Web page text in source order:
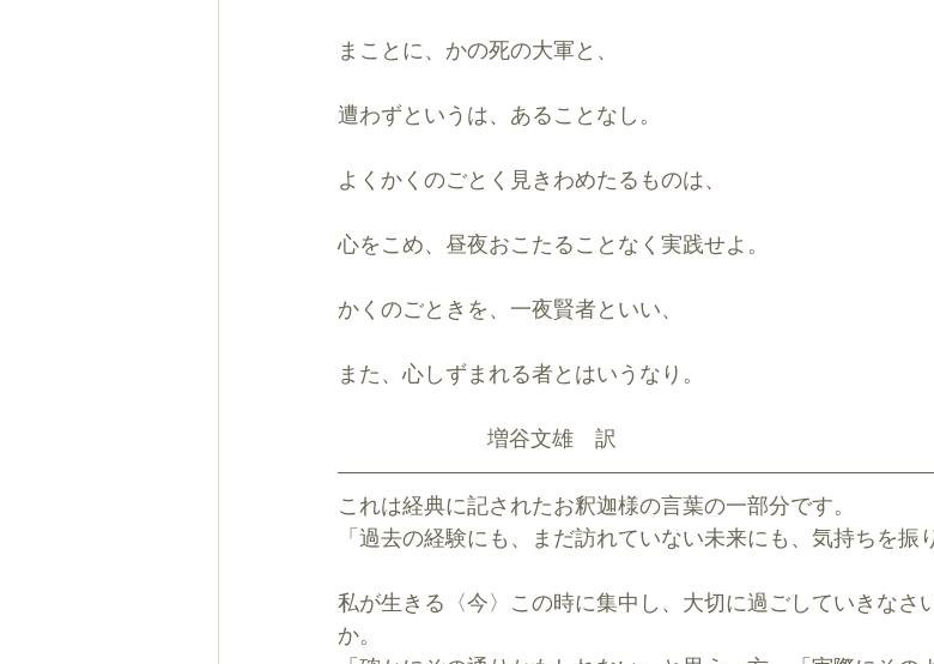
まことに、かの死の大軍と、
遭わずというは、あることなし。
よくかくのごとく見きわめたるものは、
心をこめ、昼夜おこたることなく実践せよ。
かくのごときを、一夜賢者といい、
また、心しずまれる者とはいうなり。
                         増谷文雄　訳
これは経典に記されたお釈迦様の言葉の一部分です。
「過去の経験にも、まだ訪れていない未来にも、気持ちを振
私が生きる〈今〉この時に集中し、大切に過ごしていきなさ
か。